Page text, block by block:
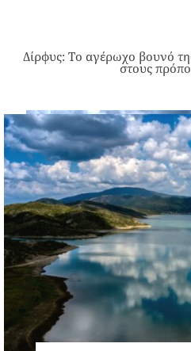
Δίρφυς: Το αγέρωχο βουνό
στους